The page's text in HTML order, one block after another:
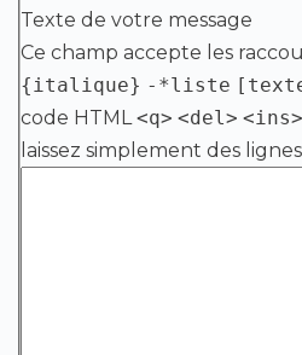
Texte de votre message
Ce champ accepte les
{italique} -*liste
code HTML<q> <del> <ins>
laissez simplement des